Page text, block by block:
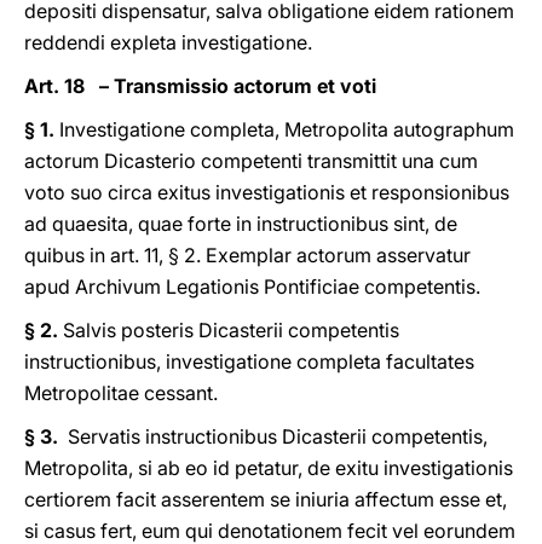
depositi dispensatur, salva obligatione eidem rationem
reddendi expleta investigatione.
Art. 18 – Transmissio actorum et voti
§ 1. Investigatione completa, Metropolita autographum
actorum Dicasterio competenti transmittit una cum
voto suo circa exitus investigationis et responsionibus
ad quaesita, quae forte in instructionibus sint, de
quibus in art. 11, § 2. Exemplar actorum asservatur
apud Archivum Legationis Pontificiae competentis.
§ 2. Salvis posteris Dicasterii competentis
instructionibus, investigatione completa facultates
Metropolitae cessant.
§ 3. Servatis instructionibus Dicasterii competentis,
Metropolita, si ab eo id petatur, de exitu investigationis
certiorem facit asserentem se iniuria affectum esse et,
si casus fert, eum qui denotationem fecit vel eorundem